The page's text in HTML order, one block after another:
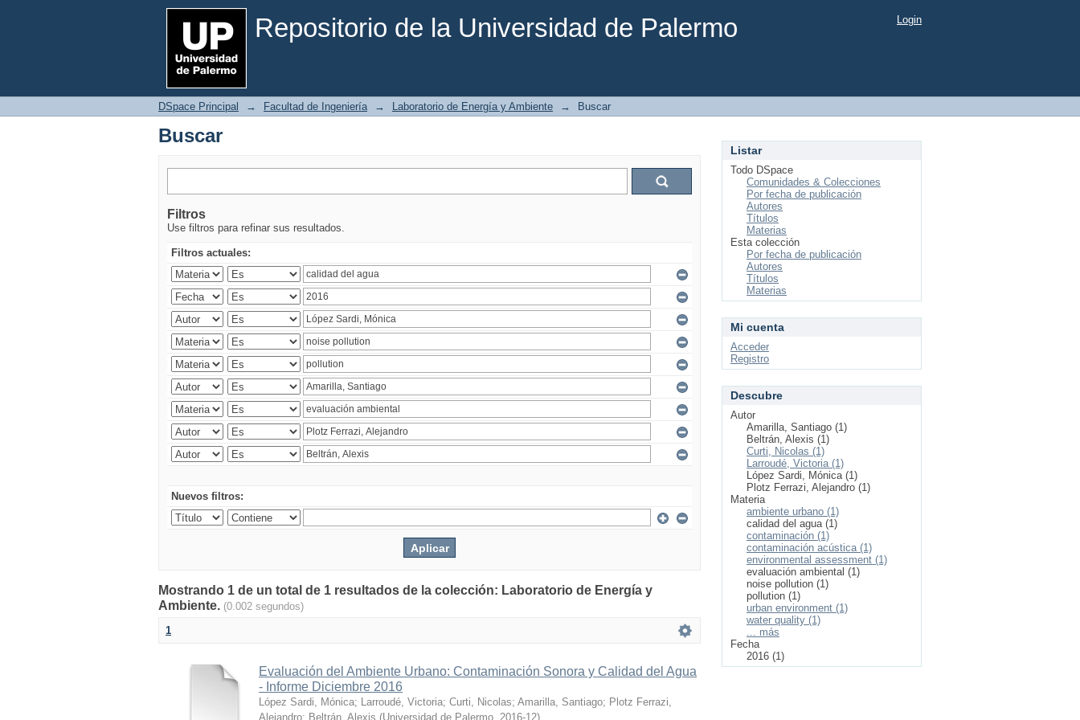
Repositorio de la Universidad de Palermo
Buscar Login
DSpace Principal → Facultad de Ingeniería → Laboratorio de Energía y Ambiente → Buscar
Buscar
Filtros
Use filtros para refinar sus resultados.
Filtros actuales:
Nuevos filtros:
Mostrando 1 de un total de 1 resultados de la colección: Laboratorio de Energía y
Ambiente. (0.002 segundos)
1
Evaluación del Ambiente Urbano: Contaminación Sonora y Calidad del Agua
- Informe Diciembre 2016
López Sardi, Mónica; Larroudé, Victoria; Curti, Nicolas; Amarilla, Santiago; Plotz Ferrazi,
Alejandro; Beltrán, Alexis (Universidad de Palermo 2016-12)
Listar
Todo DSpace
Comunidades & Colecciones
Por fecha de publicación
Autores
Títulos
Materias
Esta colección
Por fecha de publicación
Autores
Títulos
Materias
Mi cuenta
Acceder
Registro
Descubre
Autor
Amarilla, Santiago (1)
Beltrán, Alexis (1)
Curti, Nicolas (1)
Larroudé, Victoria (1)
López Sardi, Mónica (1)
Plotz Ferrazi, Alejandro (1)
Materia
ambiente urbano (1)
calidad del agua (1)
contaminación (1)
contaminación acústica (1)
environmental assessment (1)
evaluación ambiental (1)
noise pollution (1)
pollution (1)
urban environment (1)
water quality (1)
... más
Fecha
2016 (1)